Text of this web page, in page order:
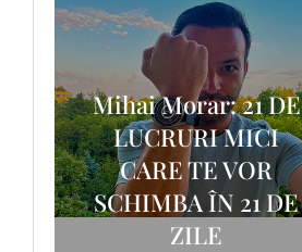
Mihai Morar: 21 DE
LUCRURI MICI
CARE TE VOR
SCHIMBA ÎN 21 DE
ZILE